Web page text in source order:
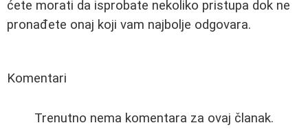
ćete morati da isprobate nekoliko pristupa dok ne
pronađete onaj koji vam najbolje odgovara.
Komentari
Trenutno nema komentara za ovaj članak.